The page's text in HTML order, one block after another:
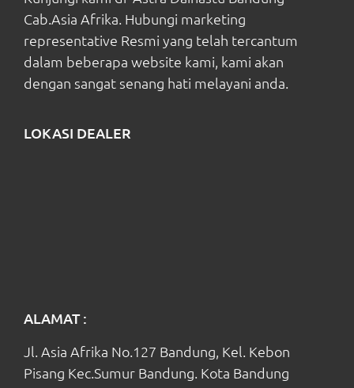
Cab.Asia Afrika. Hubungi marketing
representative Resmi yang telah tercantum
dalam beberapa website kami, kami akan
dengan sangat senang hati melayani anda.
LOKASI DEALER
ALAMAT :
Jl. Asia Afrika No.127 Bandung, Kel. Kebon
Pisang Kec.Sumur Bandung. Kota Bandung